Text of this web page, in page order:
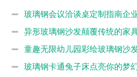
玻璃钢会议洽谈桌定制指南企
异形玻璃钢沙发颠覆传统的家
童趣无限幼儿园彩绘玻璃钢沙
玻璃钢卡通兔子床点亮你的梦